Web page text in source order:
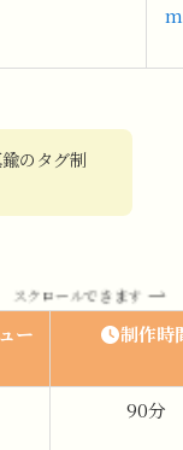
のタグ制
スクロールできます
ー
制作時
90分